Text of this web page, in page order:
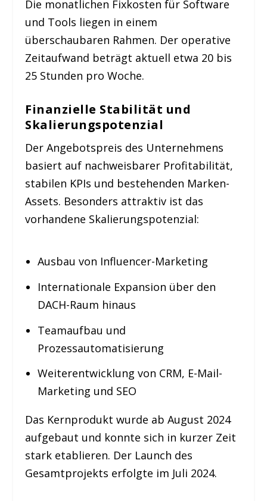
Die monatlichen Fixkosten für Software
und Tools liegen in einem
überschaubaren Rahmen. Der operative
Zeitaufwand beträgt aktuell etwa 20 bis
25 Stunden pro Woche.
Finanzielle Stabilität und
Skalierungspotenzial
Der Angebotspreis des Unternehmens
basiert auf nachweisbarer Profitabilität,
stabilen KPIs und bestehenden Marken-
Assets. Besonders attraktiv ist das
vorhandene Skalierungspotenzial:
Ausbau von Influencer-Marketing
Internationale Expansion über den
DACH-Raum hinaus
Teamaufbau und
Prozessautomatisierung
Weiterentwicklung von CRM, E-Mail-
Marketing und SEO
Das Kernprodukt wurde ab August 2024
aufgebaut und konnte sich in kurzer Zeit
stark etablieren. Der Launch des
Gesamtprojekts erfolgte im Juli 2024.